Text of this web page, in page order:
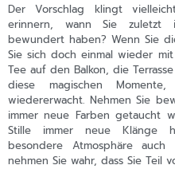
Der Vorschlag klingt
erinnern, wann Sie zuletzt
bewundert haben? Wenn Sie
Sie sich doch einmal wieder
Tee auf den Balkon, die
diese magischen
wiedererwacht. Nehmen Sie
immer neue Farben getaucht
Stille immer neue Klänge
besondere Atmosphäre
nehmen Sie wahr, dass Sie Teil